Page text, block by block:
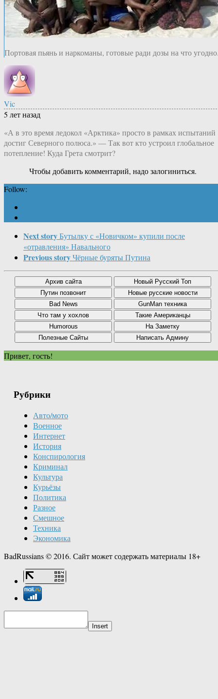
Портовая пьянь и наркоманы, готовые ради дозы на что
Vic
5 лет назад
«А в это время ледокол «Арктика» просто в рамках испытаний
достиг Северного полюса.» — Так вот кто устроил глобальное
потепление! Куда Грета смотрит?
Чтобы добавить комментарий, надо залогиниться.
Follow:
Next storyБутылку с «Новичком» купили после
«отравления» Навального
Previous storyЧёрные буряты Путина
Привет, гость!
Рубрики
Авто/мото
Военное
Интернет
История
Конспирология
Криминал
Культура
Курьёзы
Политика
Разное
Смешное
Техника
Экономика
BadRussians © 2016. Сайт может содержать материалы 18+
Insert